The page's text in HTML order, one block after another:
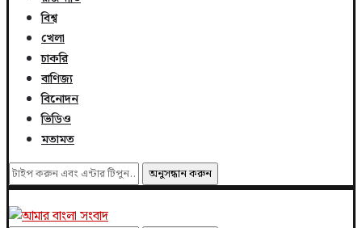
বিশ্ব
খেলা
চাকরি
বাণিজ্য
বিনোদন
ভিডিও
মতামত
অনুসন্ধান করুন